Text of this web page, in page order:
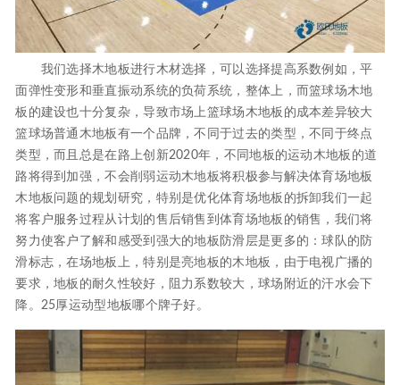
我们选择木地板进行木材选择，可以选择提高系数例如，平
面弹性变形和垂直振动系统的负荷系统，整体上，而篮球场木地
板的建设也十分复杂，导致市场上篮球场木地板的成本差异较大
篮球场普通木地板有一个品牌，不同于过去的类型，不同于终点
类型，而且总是在路上创新2020年，不同地板的运动木地板的道
路将得到加强，不会削弱运动木地板将积极参与解决体育场地板
木地板问题的规划研究，特别是优化体育场地板的拆卸我们一起
将客户服务过程从计划的售后销售到体育场地板的销售，我们将
努力使客户了解和感受到强大的地板防滑层是更多的：球队的防
滑标志，在场地板上，特别是亮地板的木地板，由于电视广播的
要求，地板的耐久性较好，阻力系数较大，球场附近的汗水会下
降。25厚运动型地板哪个牌子好。